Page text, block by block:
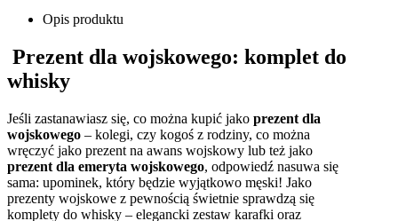
Opis produktu
Prezent dla wojskowego: komplet do
whisky
Jeśli zastanawiasz się, co można kupić jako prezent dla
wojskowego – kolegi, czy kogoś z rodziny, co można
wręczyć jako prezent na awans wojskowy lub też jako
prezent dla emeryta wojskowego, odpowiedź nasuwa się
sama: upominek, który będzie wyjątkowo męski! Jako
prezenty wojskowe z pewnością świetnie sprawdzą się
komplety do whisky – elegancki zestaw karafki oraz